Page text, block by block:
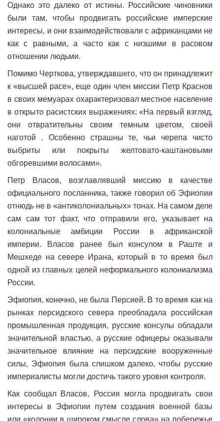
Однако это далеко от истины. Российские чиновники
были там, чтобы продвигать российские имперские
интересы, и они взаимодействовали с африканцами не
как с равными, а часто как с низшими в расовом
отношении людьми.
Помимо Черткова, утверждавшего, что он принадлежит
к «высшей расе», еще один член миссии Петр Краснов
в своих мемуарах охарактеризовал местное население
в открыто расистских выражениях: «На первый взгляд,
они отвратительны своим темным цветом, своей
наготой . Особенно страшны те, чьи черепа чисто
выбриты или покрыты желтовато-каштановыми
обгоревшими волосами».
Петр Власов, возглавлявший миссию в качестве
официального посланника, также говорил об Эфиопии
отнюдь не в «антиколониальных» тонах. На самом деле
сам сам тот факт, что отправили его, указывает на
колониальные амбиции России в африканской
империи. Власов ранее был консулом в Раште и
Мешхеде на севере Ирана, который в то время был
одной из главных целей неформального колониализма
России.
Эфиопия, конечно, не была Персией. В то время как на
рынках персидского севера преобладала российская
промышленная продукция, русские консулы обладали
значительной властью, а русские офицеры оказывали
значительное влияние на персидские вооруженные
силы, Эфиопия была слишком далеко, чтобы русские
империалисты могли достичь такого уровня контроля.
Как сообщал Власов, Россия могла продвигать свои
интересы в Эфиопии путем создания военной базы
или «колонии в широком смысле слова» на побережье